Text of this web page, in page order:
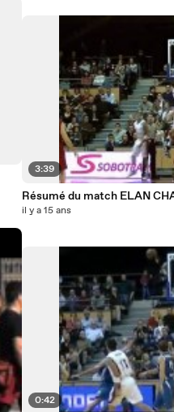
3:39
Résumé du match ELAN
il y a 15 ans
0:42